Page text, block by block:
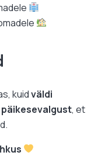
kuidväldi
, et